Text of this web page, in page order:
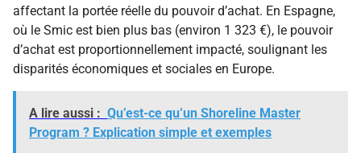
affectant la portée réelle du pouvoir d’achat. En Espagne,
où le Smic est bien plus bas (environ 1 323 €), le pouvoir
d’achat est proportionnellement impacté, soulignant les
disparités économiques et sociales en Europe.
A lire aussi : Qu’est-ce qu’un Shoreline Master
Program ? Explication simple et exemples